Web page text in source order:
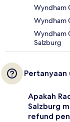
Wyndham
Wyndham
Wyndham
Salzburg
Pertanyaan
Apakah
Salzburg
refund